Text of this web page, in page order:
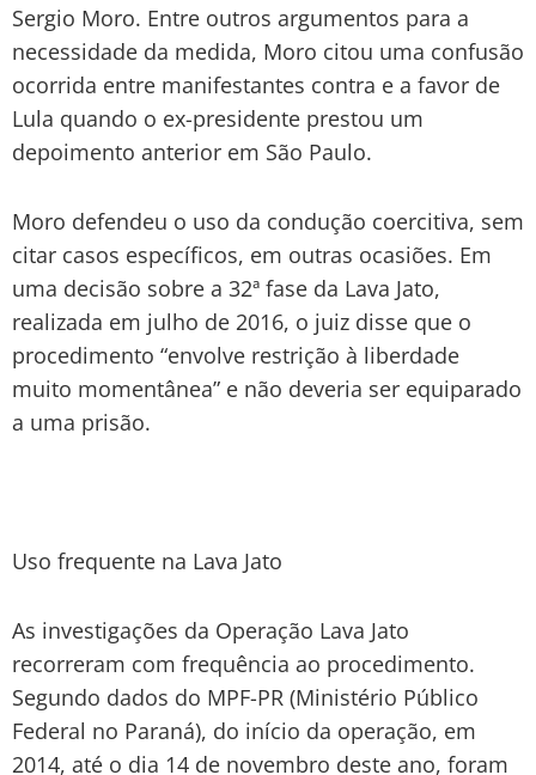
Sergio Moro. Entre outros argumentos para a
necessidade da medida, Moro citou uma confusão
ocorrida entre manifestantes contra e a favor de
Lula quando o ex-presidente prestou um
depoimento anterior em São Paulo.
Moro defendeu o uso da condução coercitiva, sem
citar casos específicos, em outras ocasiões. Em
uma decisão sobre a 32ª fase da Lava Jato,
realizada em julho de 2016, o juiz disse que o
procedimento “envolve restrição à liberdade
muito momentânea” e não deveria ser equiparado
a uma prisão.
Uso frequente na Lava Jato
As investigações da Operação Lava Jato
recorreram com frequência ao procedimento.
Segundo dados do MPF-PR (Ministério Público
Federal no Paraná), do início da operação, em
2014, até o dia 14 de novembro deste ano, foram